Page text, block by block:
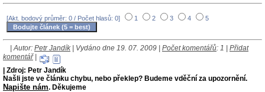
[Akt. bodový průměr: 0 / Počet hlasů: 0] 1 2 3 4 5
| Autor: Petr Jandík | Vydáno dne 19. 07. 2009 | Počet komentářů: 1 | Přidat
komentář|
| Zdroj: Petr Jandík
Našli jste ve článku chybu, nebo překlep? Budeme vděční za upozornění.
Napište nám. Děkujeme